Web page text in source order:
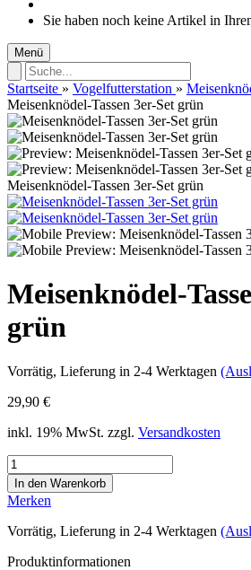
Sie haben noch keine Artikel in
Menü
Startseite » Vogelfutterstation »
Meisenknödel-Tassen 3er-Set grün
Meisenknödel-Tassen 3er-Set grün
Meisenknödel-
grün
Vorrätig, Lieferung in 2-4 Werktagen
29,90 €
inkl. 19% MwSt. zzgl. Versandkosten
Merken
Vorrätig, Lieferung in 2-4 Werktagen
Produktinformationen